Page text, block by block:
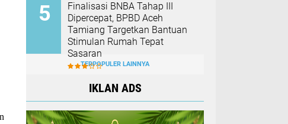
Finalisasi BNBA Tahap III
Dipercepat, BPBD Aceh
Tamiang Targetkan Bantuan
Stimulan Rumah Tepat
Sasaran
TERPOPULER LAINNYA
IKLAN ADS